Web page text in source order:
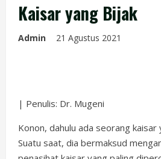
Kaisar yang Bijak
Admin 21 Agustus 2021
| Penulis: Dr. Mugeni
Konon, dahulu ada seorang
Suatu saat, dia bermaksud